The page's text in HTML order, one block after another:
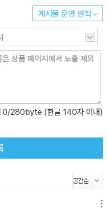
인과 지역 모두에게 여유를 갖
만들 수 있는 것이다. 그 지
을 아끼고 어떤 형태로라도 기
‘생활인구’라고 부른다. 예를
과 재능을 활용해 지역의 도움
위해 애쓰고 있는 동년배 친구,
생 선배, 고향이거나 귀촌해 정
의 사람을 만나게 하는 것이 바
게시물 운영 원칙
0/280byte (한글 140자 이내)